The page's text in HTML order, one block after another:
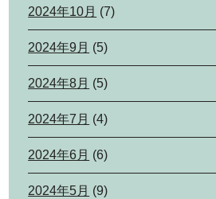
2024年10月 (7)
2024年9月 (5)
2024年8月 (5)
2024年7月 (4)
2024年6月 (6)
2024年5月 (9)